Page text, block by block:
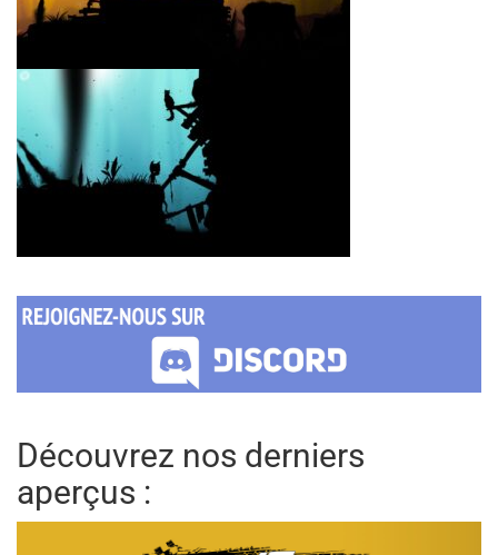
Découvrez nos derniers
aperçus :